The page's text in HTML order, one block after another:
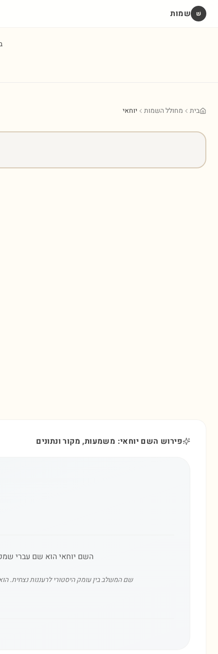
שׁ שמות
בית מחולל השמות יוחאי
פירוש השם יוחאי: משמעות, מקור ונתונים
השם יוחאי הוא שם עברי
שם המשלב בין עומק היסטורי לרעננות נצחית.